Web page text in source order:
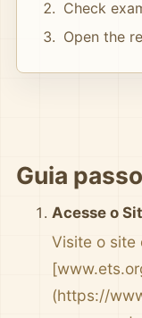
Check
Open the
Guia
Acesse o
Visite o site
(https://